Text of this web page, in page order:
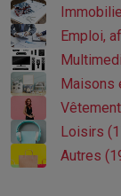
Emploi,
Maisons
Loisirs
Autres